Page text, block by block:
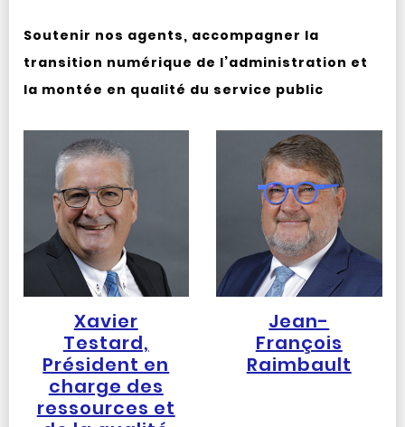
Soutenir nos agents, accompagner la
transition numérique de l’administration et
la montée en qualité du service public
Xavier
Testard,
Président en
charge des
ressources et
Jean-
François
Raimbault